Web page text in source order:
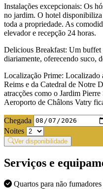
Instalações excepcionais: Os
no jardim. O hotel
toda a propriedade. As
elevador e recepção 24 horas.
Delicious Breakfast: Um buffet
diariamente, oferecendo suco,
Localização Prime: Localizado
Reims e da Catedral de Notre
atracções como o Jardim
Aeroporto de Châlons Vatry
Chegada
Noites
Ver disponibilidade
Serviços e
Quartos para não fumadores